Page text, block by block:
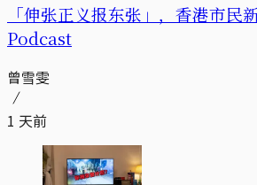
「伸张正义报东张」，香港市民
Podcast
曾雪雯
1 天前